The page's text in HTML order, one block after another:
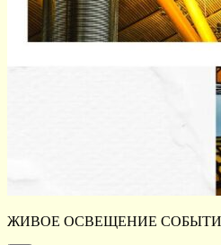
ЖИВОЕ ОСВЕЩЕНИЕ